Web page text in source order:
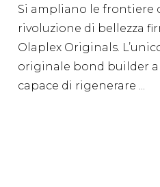
Si ampliano le frontiere
rivoluzione di bellezza
Olaplex Originals.
originale bond builder
capace di rigenerare